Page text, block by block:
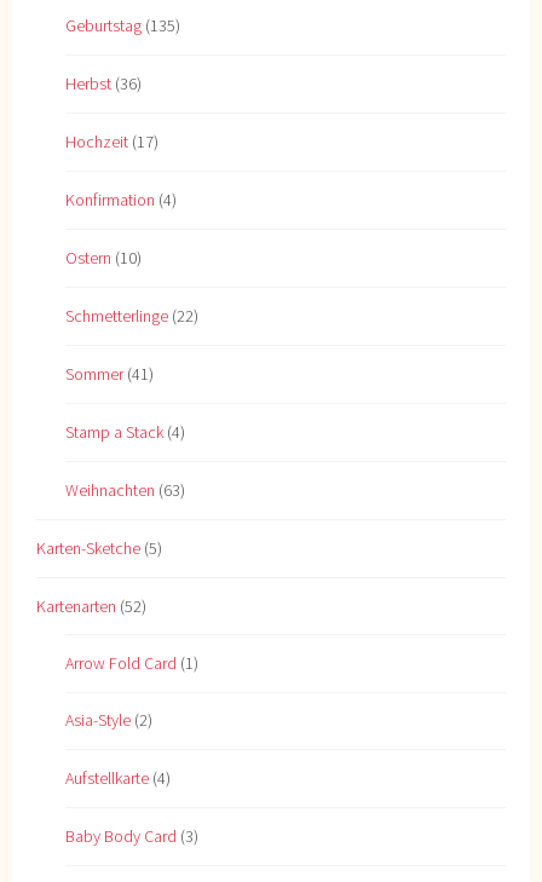
Geburtstag (135)
Herbst (36)
Hochzeit (17)
Konfirmation (4)
Ostern (10)
Schmetterlinge (22)
Sommer(41)
Stamp a Stack (4)
Weihnachten (63)
Karten-Sketche (5)
Kartenarten (52)
Arrow Fold Card (1)
Asia-Style (2)
Aufstellkarte (4)
Baby Body Card (3)